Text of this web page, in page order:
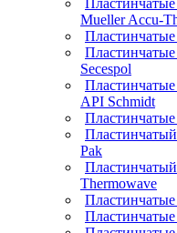
Mueller Accu-
Secespol
API Schmidt
Pak
Thermowave